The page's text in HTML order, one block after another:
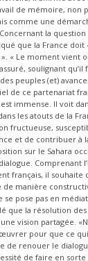
de mémoire, non
comme une
la
que la France doit
« Le moment vient
soulignant qu’il
peuples (et)
de ce partenariat
immense. Il voit
les atouts de la
fructueuse,
et de contribuer à
sur le Sahara
Comprenant
français, il souhaite
manière
pose pas en
que la résolution des
vision partagée.
pour que ce
de renouer le
de faire en sorte